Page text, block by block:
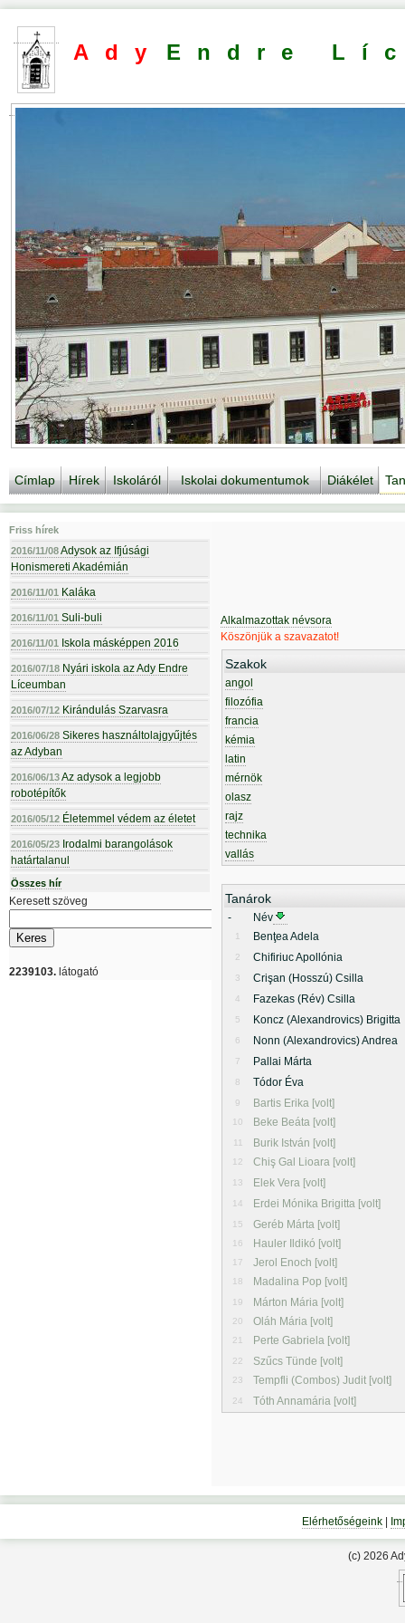
Ady Endre
Címlap Hírek Iskoláról Iskolai dokumentumok Diákélet
Friss hírek
2016/11/08Adysok az Ifjúsági
Honismereti Akadémián
2016/11/01 Kaláka
2016/11/01 Suli-buli
2016/11/01 Iskola másképpen 2016
2016/07/18 Nyári iskola az Ady Endre
Líceumban
2016/07/12 Kirándulás Szarvasra
2016/06/28 Sikeres használtolajgyűjtés
az Adyban
2016/06/13Az adysok a legjobb
robotépítők
2016/05/12 Életemmel védem az életet
2016/05/23 Irodalmi barangolások
határtalanul
Összes hír
Keresett szöveg
2239103. látogató
Alkalmazottak névsora
Köszönjük a szavazatot!
Szakok
angol
filozófia
francia
kémia
latin
mérnök
olasz
rajz
technika
vallás
Tanárok
- Név
1 Benţea Adela
2 Chifiriuc Apollónia
3 Crişan (Hosszú) Csilla
4 Fazekas (Rév) Csilla
5 Koncz (Alexandrovics) Brigitta
6 Nonn (Alexandrovics) Andrea
7 Pallai Márta
8 Tódor Éva
9 Bartis Erika [volt]
10 Beke Beáta [volt]
11 Burik István [volt]
12 Chiş Gal Lioara [volt]
13 Elek Vera [volt]
14 Erdei Mónika Brigitta [volt]
15 Geréb Márta [volt]
16 Hauler Ildikó [volt]
17 Jerol Enoch [volt]
18 Madalina Pop [volt]
19 Márton Mária [volt]
20 Oláh Mária [volt]
21 Perte Gabriela [volt]
22 Szűcs Tünde [volt]
23 Tempfli (Combos) Judit [volt]
24 Tóth Annamária [volt]
Elérhetőségeink|
(c) 2026